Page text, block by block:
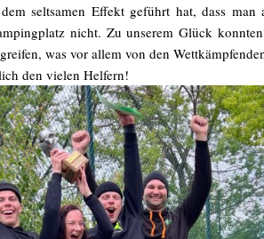
seltsamen Effekt geführt hat, dass man
nicht. Zu unserem Glück
was vor allem von den
den vielen Helfern!